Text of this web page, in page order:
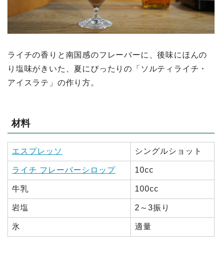
ライチの香りと南国感のフレーバーに、後味にほんの
り塩味がきいた、夏にぴったりの「ソルティライチ・
アイスラテ」の作り方。
材料
エスプレッソ シングルショット
ライチ フレーバーシロップ 10cc
牛乳 100cc
岩塩 2～3振り
氷 適量